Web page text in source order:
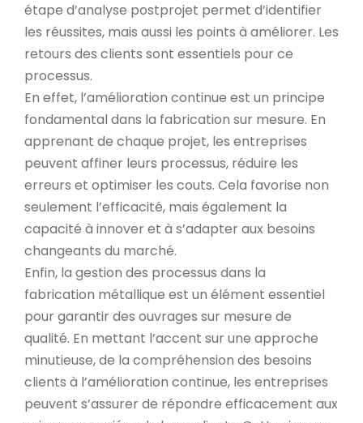
étape d’analyse postprojet permet d’identifier
les réussites, mais aussi les points à améliorer. Les
retours des clients sont essentiels pour ce
processus.
En effet, l’amélioration continue est un principe
fondamental dans la fabrication sur mesure. En
apprenant de chaque projet, les entreprises
peuvent affiner leurs processus, réduire les
erreurs et optimiser les couts. Cela favorise non
seulement l’efficacité, mais également la
capacité à innover et à s’adapter aux besoins
changeants du marché.
Enfin, la gestion des processus dans la
fabrication métallique est un élément essentiel
pour garantir des ouvrages sur mesure de
qualité. En mettant l’accent sur une approche
minutieuse, de la compréhension des besoins
clients à l’amélioration continue, les entreprises
peuvent s’assurer de répondre efficacement aux